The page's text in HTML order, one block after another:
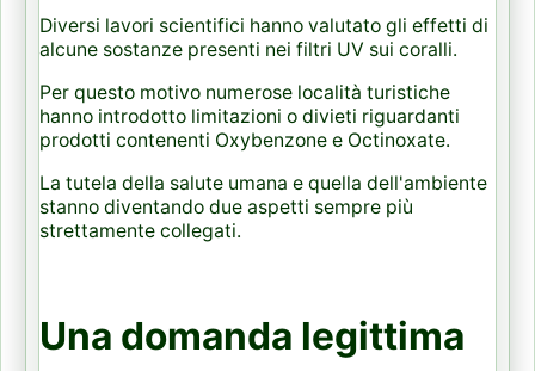
Diversi lavori scientifici hanno valutato gli effetti di
alcune sostanze presenti nei filtri UV sui coralli.
Per questo motivo numerose località turistiche
hanno introdotto limitazioni o divieti riguardanti
prodotti contenenti Oxybenzone e Octinoxate.
La tutela della salute umana e quella dell'ambiente
stanno diventando due aspetti sempre più
strettamente collegati.
Una domanda legittima